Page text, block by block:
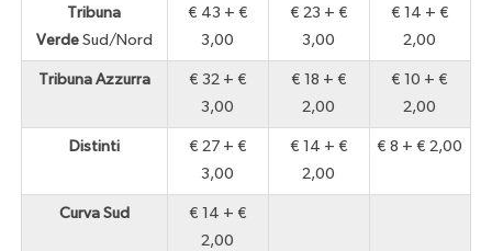
Tribuna
Verde Sud/Nord
€ 43 + €
3,00
€ 23 + €
3,00
€ 14 + €
2,00
Tribuna Azzurra
€ 32 + €
3,00
€ 18 + €
2,00
€ 10 + €
2,00
Distinti
€ 27 + €
3,00
€ 14 + €
2,00
€ 8 + € 2,00
Curva Sud
€ 14 + €
2,00